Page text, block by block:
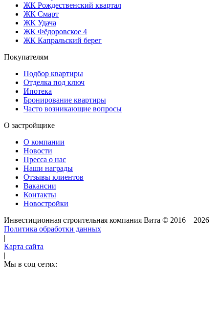
ЖК Рождественский квартал
ЖК Смарт
ЖК Удача
ЖК Фёдоровское 4
ЖК Капральский берег
Покупателям
Подбор квартиры
Отделка под ключ
Ипотека
Бронирование квартиры
Часто возникающие вопросы
О застройщике
О компании
Новости
Пресса о нас
Наши награды
Отзывы клиентов
Вакансии
Контакты
Новостройки
Инвестиционная строительная компания Вита © 2016 – 2026
Политика обработки данных
|
Карта сайта
|
Мы в соц сетях: